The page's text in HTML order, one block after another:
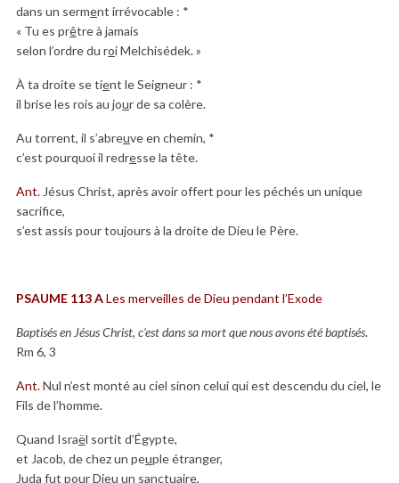
dans un serment irrévocable : *
« Tu es prêtre à jamais
selon l’ordre du roi Melchisédek. »
À ta droite se tient le Seigneur : *
il brise les rois au jour de sa colère.
Au torrent, il s’abreuve en chemin, *
c’est pourquoi il redresse la tête.
Ant. Jésus Christ, après avoir offert pour les péchés un unique
sacrifice,
s’est assis pour toujours à la droite de Dieu le Père.
PSAUME 113 ALes merveilles de Dieu pendant l’Exode
Baptisés en Jésus Christ, c’est dans sa mort que nous avons été baptisés.
Rm 6, 3
Ant.Nul n’est monté au ciel sinon celui qui est descendu du ciel, le
Fils de l’homme.
Quand Israël sortit d’Égypte,
et Jacob, de chez un peuple étranger,
Juda fut pour Dieu un sanctuaire,